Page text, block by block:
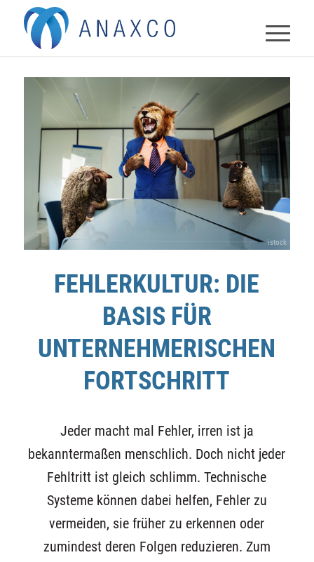
Dietmar Haveloh
istock
FEHLERKULTUR: DIE
BASIS FÜR
UNTERNEHMERISCHEN
FORTSCHRITT
Jeder macht mal Fehler, irren ist ja
bekanntermaßen menschlich. Doch nicht jeder
Fehltritt ist gleich schlimm. Technische
Systeme können dabei helfen, Fehler zu
vermeiden, sie früher zu erkennen oder
zumindest deren Folgen reduzieren. Zum